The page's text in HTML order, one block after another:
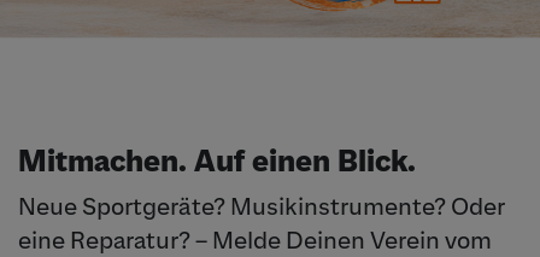
Mitmachen. Auf einen Blick.
Neue Sportgeräte? Musikinstrumente? Oder
eine Reparatur? – Melde Deinen Verein vom